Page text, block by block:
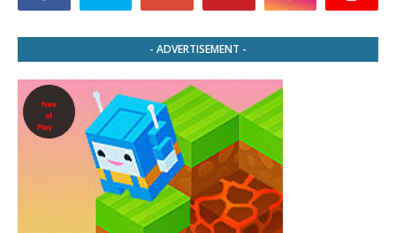
- ADVERTISEMENT -